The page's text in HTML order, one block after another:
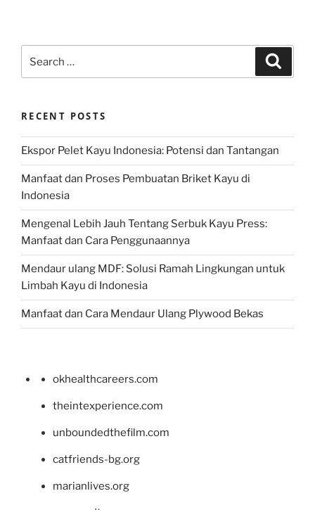
for:
RECENT POSTS
Ekspor Pelet Kayu Indonesia: Potensi dan Tantangan
Manfaat dan Proses Pembuatan Briket Kayu di
Indonesia
Mengenal Lebih Jauh Tentang Serbuk Kayu Press:
Manfaat dan Cara Penggunaannya
Mendaur ulang MDF: Solusi Ramah Lingkungan untuk
Limbah Kayu di Indonesia
Manfaat dan Cara Mendaur Ulang Plywood Bekas
okhealthcareers.com
theintexperience.com
unboundedthefilm.com
catfriends-bg.org
marianlives.org